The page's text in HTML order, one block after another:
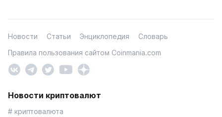
Новости Статьи Энциклопедия
Словарь
Правила пользования сайтом Coinmania.com
Новости криптовалют
# криптовалюта